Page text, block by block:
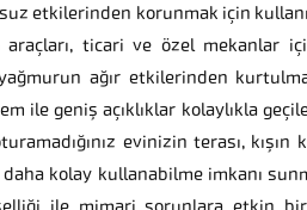
etkilerinden korunmak için
ticari ve özel mekanlar
ağır etkilerinden
geniş açıklıklar kolaylıkla
evinizin terası, kışın
kolay kullanabilme imkanı